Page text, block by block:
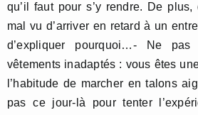
qu’il faut pour s’y rendre. De
mal vu d’arriver en retard à un
d’expliquer pourquoi…- Ne pas
vêtements inadaptés : vous êtes
l’habitude de marcher en talons
pas ce jour-là pour tenter